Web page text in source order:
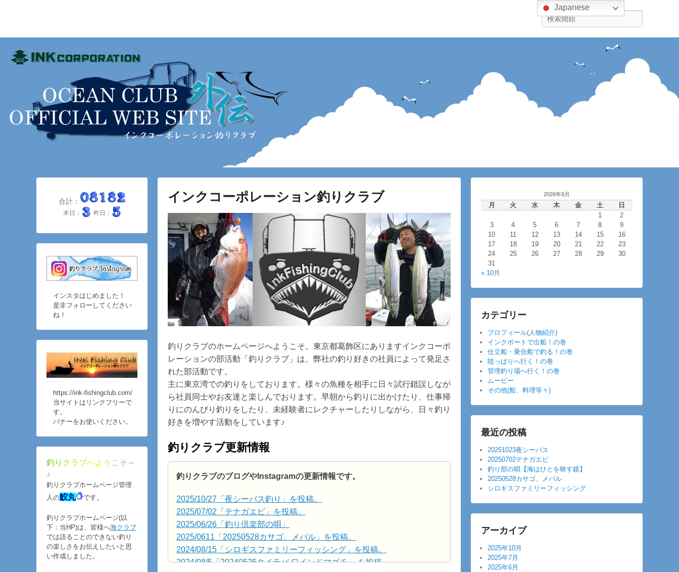
ink_fishingclub
検
索
インクコーポレーション釣りクラブ
1
2
月
1
に
i
n
k
_
f
i
h
釣りクラブのホームページへようこそ。東京都葛飾区にありますインクコーポ
レーションの部活動「釣りクラブ」は、弊社の釣り好きの社員によって発足さ
れた部活動です。
主に東京湾での釣りをしております。様々の魚種を相手に日々試行錯誤しなが
ら社員同士やお友達と楽しんでおります。早朝から釣りに出かけたり、仕事帰
りにのんびり釣りをしたり、未経験者にレクチャーしたりしながら、日々釣り
好きを増やす活動をしています♪
釣りクラブ更新情報
釣りクラブのブログやInstagramの更新情報です。
2025/10/27「夜シーバス釣り」を投稿。
2025/07/02「テナガエビ」を投稿。
2025/06/26「釣り倶楽部の唄」
2025/0611「20250528カサゴ、メバル」を投稿。
2024/08/15「シロギスファミリーフィッシング」を投稿。
2024/08/5「20240525タイラバ ワインドマゴチ 」を投稿。
2026年8月
月 火 水 木 金 土
日
1
2
3
4 5 6 7 8
9
10
11 12 13 14 15
16
17
18 19 20 21 22
23
24
25 26 27 28 29
30
31
« 10月
カテゴリー
プロフィール(人物紹介)
インクボートで出船！の巻
仕立船・乗合船で釣る！の巻
陸っぱりへ行く！の巻
管理釣り場へ行く！の巻
ムービー
その他(船、料理等々)
最近の投稿
20251023夜シーバス
20250702テナガエビ
釣り部の唄【海はひとを映す鏡】
20250528カサゴ、メバル
シロギスファミリーフィッシング
アーカイブ
2025年10月
2025年7月
2025年6月
インスタはじめました！
是非フォローしてください
ね！
https://ink-fishingclub.com/
当サイトはリンクフリーで
す。
バナーをお使いください。
釣 り クラブへよ う こ そ ～
♪
釣りクラブホームページ管理
人の鮫丸 です。
釣りクラブホームページ(以
下：当HP)は、皆様へ海クラブ
では語ることのできない釣り
の楽しさをお伝えしたいと思
い作成しました。
Japanese